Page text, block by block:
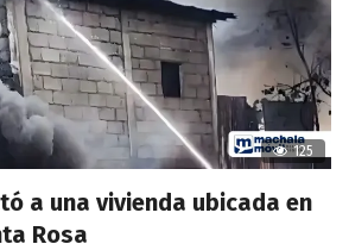
125
a una vivienda ubicada en
Rosa